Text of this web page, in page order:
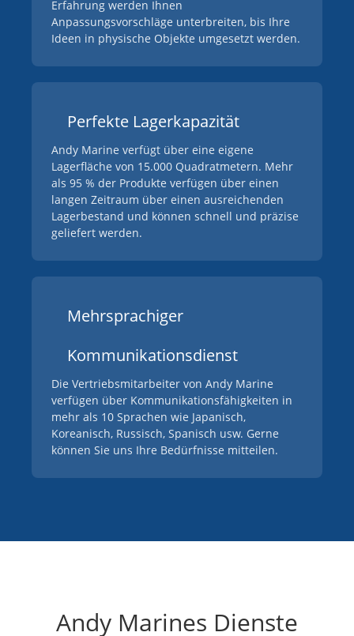
Erfahrung werden Ihnen
Anpassungsvorschläge unterbreiten, bis Ihre
Ideen in physische Objekte umgesetzt werden.
Perfekte Lagerkapazität
Andy Marine verfügt über eine eigene
Lagerfläche von 15.000 Quadratmetern. Mehr
als 95 % der Produkte verfügen über einen
langen Zeitraum über einen ausreichenden
Lagerbestand und können schnell und präzise
geliefert werden.
Mehrsprachiger
Kommunikationsdienst
Die Vertriebsmitarbeiter von Andy Marine
verfügen über Kommunikationsfähigkeiten in
mehr als 10 Sprachen wie Japanisch,
Koreanisch, Russisch, Spanisch usw. Gerne
können Sie uns Ihre Bedürfnisse mitteilen.
Andy Marines Dienste